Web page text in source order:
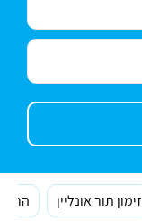
זימון תור אונליין